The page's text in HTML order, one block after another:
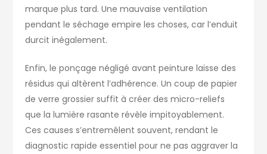
marque plus tard. Une mauvaise ventilation
pendant le séchage empire les choses, car l’enduit
durcit inégalement.
Enfin, le ponçage négligé avant peinture laisse des
résidus qui altèrent l’adhérence. Un coup de papier
de verre grossier suffit à créer des micro-reliefs
que la lumière rasante révèle impitoyablement.
Ces causes s’entremêlent souvent, rendant le
diagnostic rapide essentiel pour ne pas aggraver la